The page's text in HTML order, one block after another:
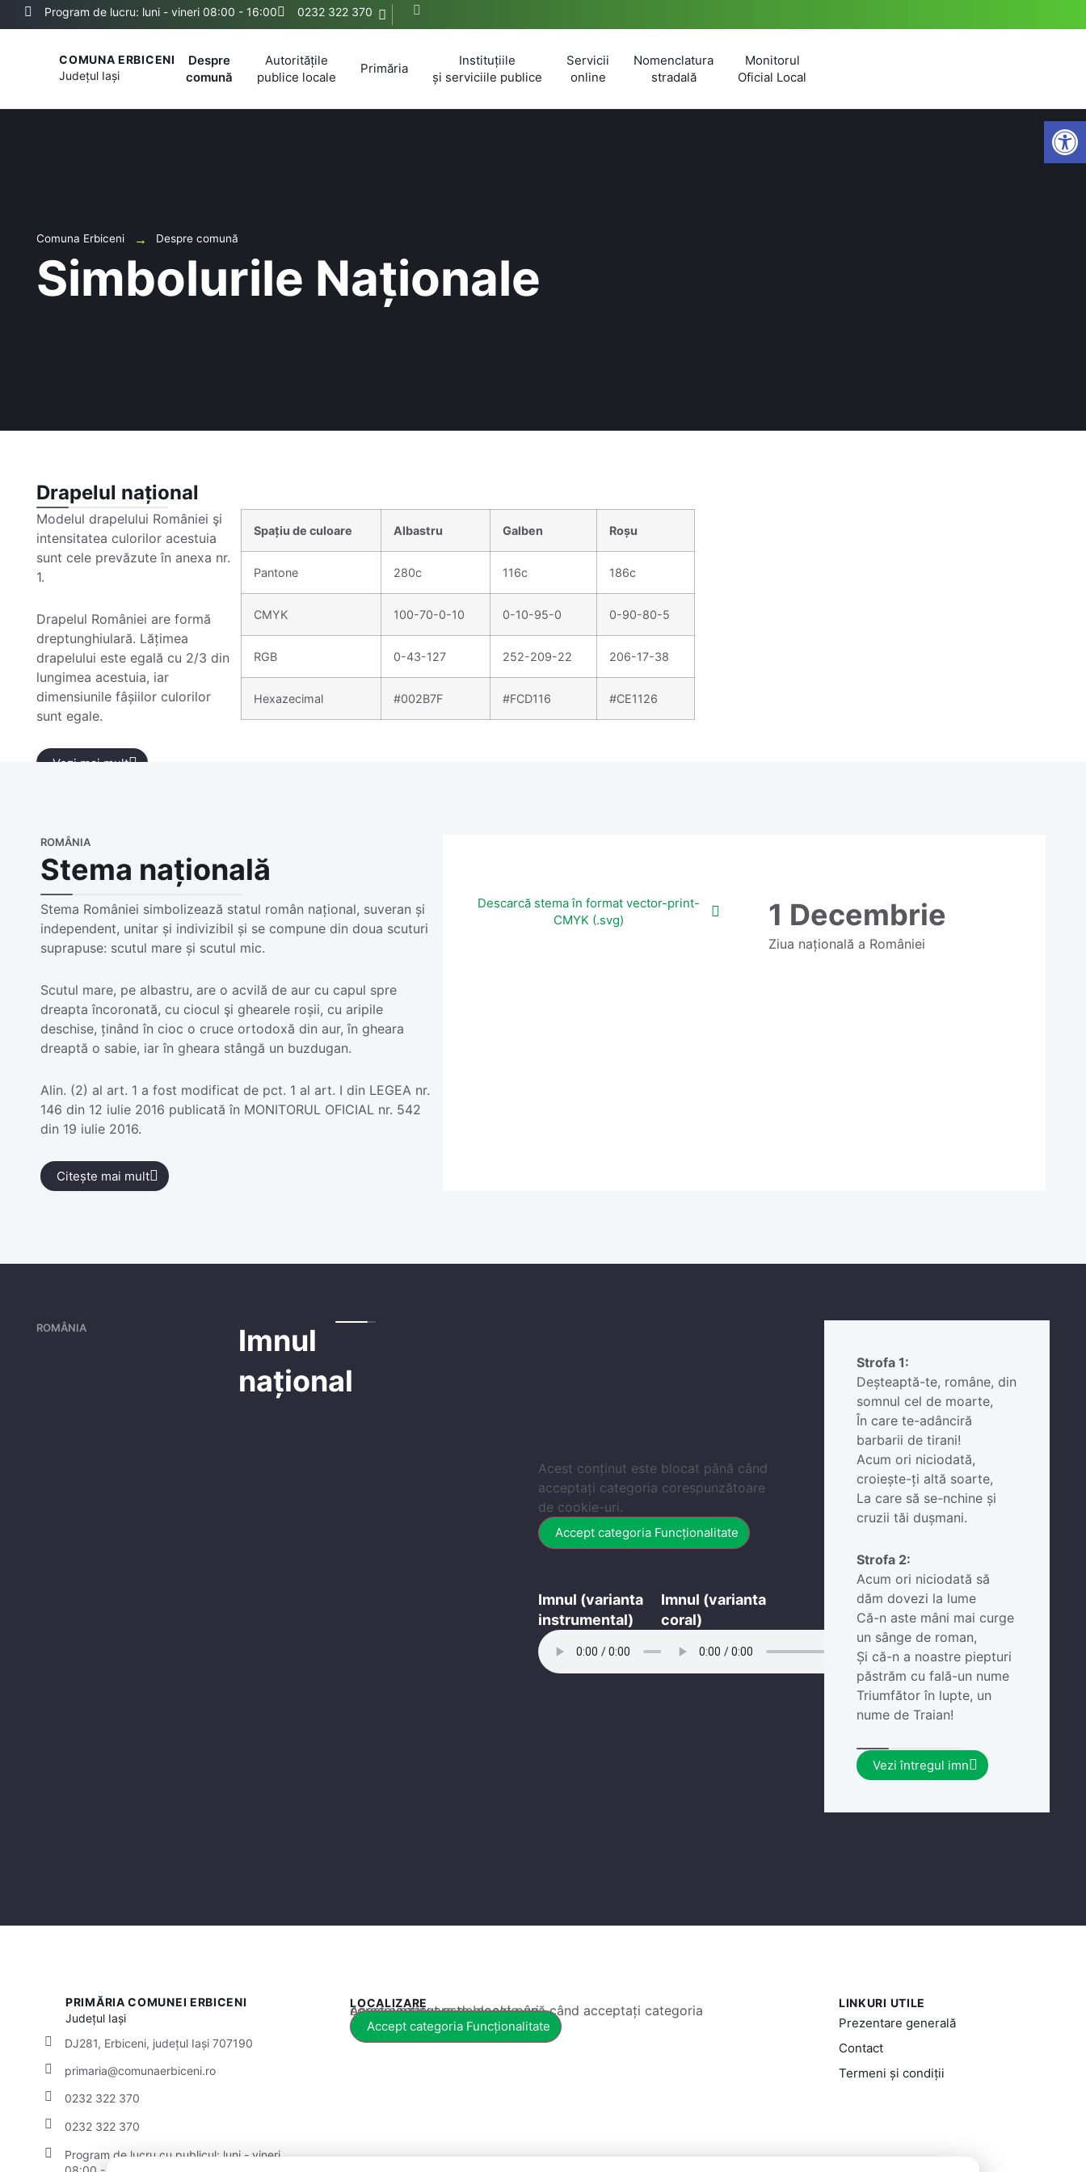
Program de lucru: luni - vineri 08:00 - 16:00 0232 322 370
COMUNA ERBICENI
Județul Iași
Despre
comună
Autoritățile
publice locale
Primăria
Instituțiile
și serviciile publice
Servicii
online
Nomenclatura
stradală
Monitorul
Oficial Local
Comuna Erbiceni Despre comună
Simbolurile Naționale
Drapelul național
Modelul drapelului României şi
intensitatea culorilor acestuia
sunt cele prevăzute în anexa nr.
1.
Drapelul României are formă
dreptunghiulară. Lățimea
drapelului este egală cu 2/3 din
lungimea acestuia, iar
dimensiunile fâșiilor culorilor
sunt egale.
Spațiu de culoare Albastru Galben Roșu
Pantone 280c 116c 186c
CMYK 100-70-0-10 0-10-95-0 0-90-80-5
RGB 0-43-127 252-209-22 206-17-38
Hexazecimal #002B7F #FCD116 #CE1126
Vezi mai mult
ROMÂNIA
Stema națională
Stema României simbolizează statul român național, suveran și
independent, unitar și indivizibil și se compune din doua scuturi
suprapuse: scutul mare și scutul mic.
Scutul mare, pe albastru, are o acvilă de aur cu capul spre
dreapta încoronată, cu ciocul şi ghearele roșii, cu aripile
deschise, ținând în cioc o cruce ortodoxă din aur, în gheara
dreaptă o sabie, iar în gheara stângă un buzdugan.
Alin. (2) al art. 1 a fost modificat de pct. 1 al art. I din LEGEA nr.
146 din 12 iulie 2016 publicată în MONITORUL OFICIAL nr. 542
din 19 iulie 2016.
Citește mai mult
Descarcă stema în format vector-print-
CMYK (.svg)
1 Decembrie
Ziua națională a României
ROMÂNIA
Imnul
național
Acest conținut este blocat până când
acceptați categoria corespunzătoare
de cookie-uri.
Accept categoria Funcționalitate
Imnul (varianta
instrumental)
Imnul (varianta
coral)
Strofa 1:
Deșteaptă-te, române, din
somnul cel de moarte,
În care te-adânciră
barbarii de tirani!
Acum ori niciodată,
croiește-ți altă soarte,
La care să se-nchine și
cruzii tăi dușmani.
Strofa 2:
Acum ori niciodată să
dăm dovezi la lume
Că-n aste mâni mai curge
un sânge de roman,
Și că-n a noastre piepturi
păstrăm cu fală-un nume
Triumfător în lupte, un
nume de Traian!
Vezi întregul imn
PRIMĂRIA COMUNEI ERBICENI
Județul Iași
DJ281, Erbiceni, județul Iași 707190
primaria@comunaerbiceni.ro
0232 322 370
0232 322 370
Program de lucru cu publicul: luni - vineri
LOCALIZARE
Acest conținut este blocat până când acceptați categoria corespunzătoare de cookie-uri.
Accept categoria Funcționalitate
LINKURI UTILE
Prezentare generală
Contact
Termeni și condiții